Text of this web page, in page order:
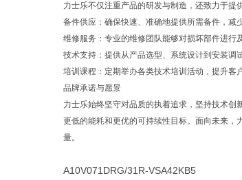
力士乐不仅注重产品的研发与制造，还致力于提
备件供应：确保快速、准确地提供所需备件，减
维修服务：专业的维修团队能够对损坏部件进行
技术支持：提供从产品选型、系统设计到安装调
培训课程：定期举办各类技术培训活动，提升客
品牌承诺与愿景
力士乐始终坚守对品质的执着追求，坚持技术创
更低的能耗和更优的可持续性目标。面向未来，
量。
A10V071DRG/31R-VSA42KB5